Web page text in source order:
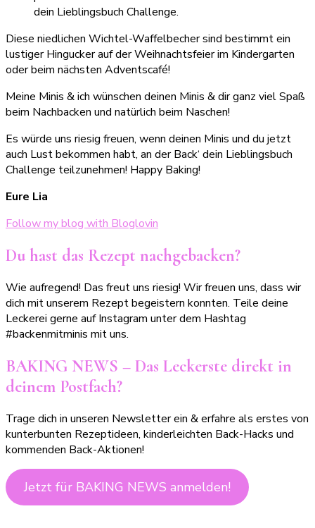
Diese niedlichen Wichtel-Waffelbecher sind bestimmt ein
lustiger Hingucker auf der Weihnachtsfeier im Kindergarten
oder beim nächsten Adventscafé!
Meine Minis & ich wünschen deinen Minis & dir ganz viel Spaß
beim Nachbacken und natürlich beim Naschen!
Es würde uns riesig freuen, wenn deinen Minis und du jetzt
auch Lust bekommen habt, an der Back‘ dein Lieblingsbuch
Challenge teilzunehmen! Happy Baking!
Eure Lia
Follow my blog with Bloglovin
Du hast das Rezept nachgebacken?
Wie aufregend! Das freut uns riesig! Wir freuen uns, dass wir
dich mit unserem Rezept begeistern konnten. Teile deine
Leckerei gerne auf Instagram unter dem Hashtag
#backenmitminis mit uns.
BAKING NEWS – Das Leckerste direkt in
deinem Postfach?
Trage dich in unseren Newsletter ein & erfahre als erstes von
kunterbunten Rezeptideen, kinderleichten Back-Hacks und
kommenden Back-Aktionen!
Jetzt für BAKING NEWS anmelden!